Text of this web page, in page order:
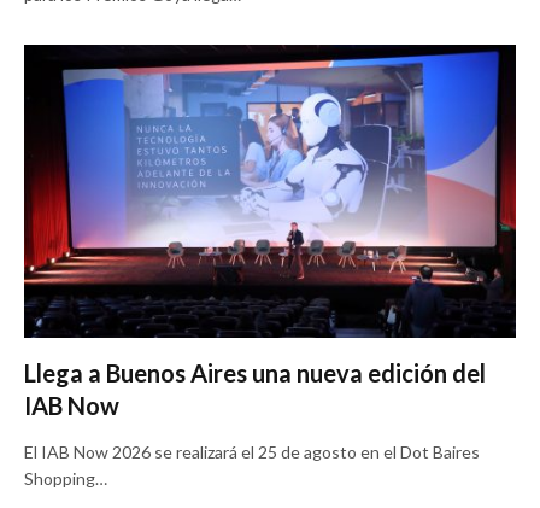
Llega a Buenos Aires una nueva edición del
IAB Now
El IAB Now 2026 se realizará el 25 de agosto en el Dot Baires
Shopping…